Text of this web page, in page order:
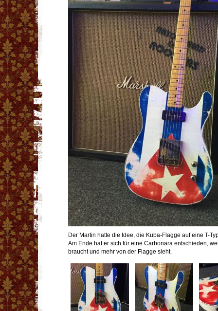
Der Martin hatte die Idee, die Kuba-Flagge auf eine T-
Am Ende hat er sich für eine Carbonara entschieden,
braucht und mehr von der Flagge sieht.